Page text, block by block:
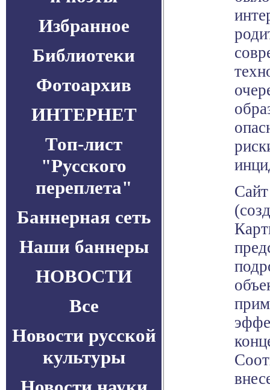
Избранное
Библиотеки
Фотоархив
ИНТЕРНЕТ
Топ-лист
"Русского
переплета"
Баннерная сеть
Наши баннеры
НОВОСТИ
Все
Новости русской
культуры